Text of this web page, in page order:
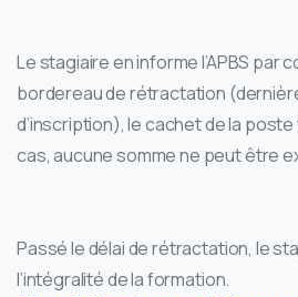
Le stagiaire en informe l’APBS par
bordereau de rétractation
d’inscription), le cachet de la
cas, aucune somme ne peut être
Passé le délai de rétractation, le
l’intégralité de la formation.